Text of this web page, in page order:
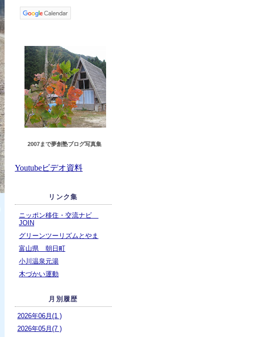
2007まで夢創塾ブログ写真集
Youtubeビデオ資料
リンク集
ニッポン移住・交流ナビ
JOIN
グリーンツーリズムとやま
富山県 朝日町
小川温泉元湯
木づかい運動
月別履歴
2026年06月(1 )
2026年05月(7 )